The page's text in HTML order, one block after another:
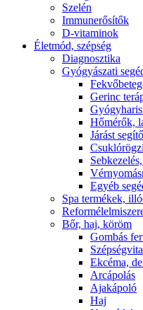
Szelén
Immunerősítők
D-vitaminok
Életmód, szépség
Diagnosztika
Gyógyászati
Gerinc
Hőmérők,
Járást
Egyéb
Spa termékek,
Bőr, haj, köröm
Gombás
Ekcéma,
Arcápolás
Ajakápoló
Haj